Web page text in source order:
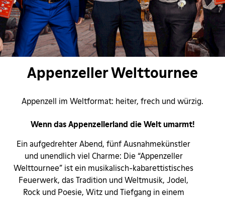
Appenzeller Welttournee
Appenzell im Weltformat: heiter, frech und würzig.
Wenn das Appenzellerland die Welt umarmt!
Ein aufgedrehter Abend, fünf Ausnahmekünstler
und unendlich viel Charme: Die “Appenzeller
Welttournee” ist ein musikalisch-kabarettistisches
Feuerwerk, das Tradition und Weltmusik, Jodel,
Rock und Poesie, Witz und Tiefgang in einem